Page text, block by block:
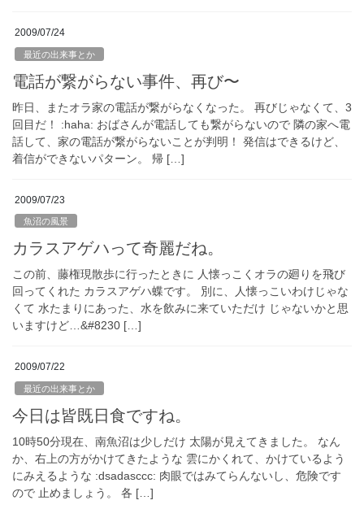
2009/07/24
最近の出来事とか
電話が繋がらない事件、再び〜
昨日、またオラ家の電話が繋がらなくなった。 再びじゃなくて、3
回目だ！ :haha: おばさんが電話しても繋がらないので 隣の家へ電
話して、家の電話が繋がらないことが判明！ 発信はできるけど、
着信ができないパターン。 帰 […]
2009/07/23
魚沼の風景
カラスアゲハって奇麗だね。
この前、藤権現散歩に行ったときに 人懐っこくオラの廻りを飛び
回ってくれた カラスアゲハ蝶です。 別に、人懐っこいわけじゃな
くて 水たまりにあった、水を飲みに来ていただけ じゃないかと思
いますけど…&#8230 […]
2009/07/22
最近の出来事とか
今日は皆既日食ですね。
10時50分現在、南魚沼は少しだけ 太陽が見えてきました。 なん
か、右上の方がかけてきたような 雲にかくれて、かけているよう
にみえるような :dsadasccc: 肉眼ではみてらんないし、危険です
ので 止めましょう。 各 […]